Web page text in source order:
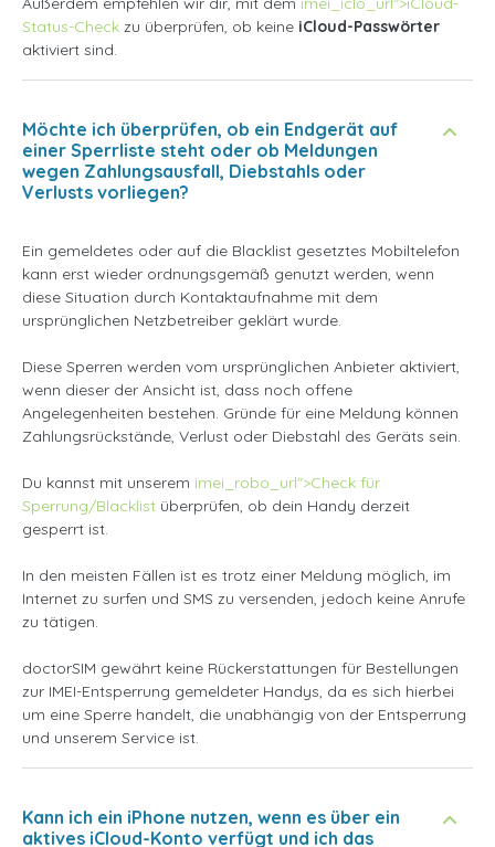
Status-Check zu überprüfen, ob keine iCloud-Passwörter
aktiviert sind.
Möchte ich überprüfen, ob ein Endgerät auf
einer Sperrliste steht oder ob Meldungen
wegen Zahlungsausfall, Diebstahls oder
Verlusts vorliegen?
Ein gemeldetes oder auf die Blacklist gesetztes Mobiltelefon
kann erst wieder ordnungsgemäß genutzt werden, wenn
diese Situation durch Kontaktaufnahme mit dem
ursprünglichen Netzbetreiber geklärt wurde.
Diese Sperren werden vom ursprünglichen Anbieter aktiviert,
wenn dieser der Ansicht ist, dass noch offene
Angelegenheiten bestehen. Gründe für eine Meldung können
Zahlungsrückstände, Verlust oder Diebstahl des Geräts sein.
Du kannst mit unserem imei_robo_url">Check für
Sperrung/Blacklist überprüfen, ob dein Handy derzeit
gesperrt ist.
In den meisten Fällen ist es trotz einer Meldung möglich, im
Internet zu surfen und SMS zu versenden, jedoch keine Anrufe
zu tätigen.
doctorSIM gewährt keine Rückerstattungen für Bestellungen
zur IMEI-Entsperrung gemeldeter Handys, da es sich hierbei
um eine Sperre handelt, die unabhängig von der Entsperrung
und unserem Service ist.
Kann ich ein iPhone nutzen, wenn es über ein
aktives iCloud-Konto verfügt und ich das